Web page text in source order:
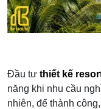
Đầu tư thiết kế
năng khi nhu cầu
nhiên, để thành